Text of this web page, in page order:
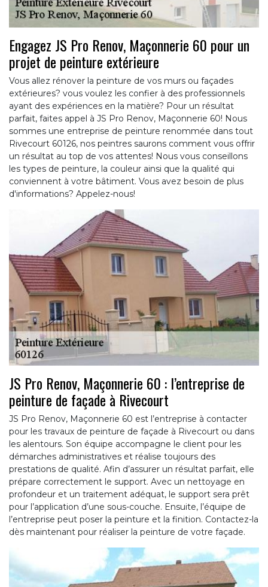
Engagez JS Pro Renov, Maçonnerie 60 pour un
projet de peinture extérieure
Vous allez rénover la peinture de vos murs ou façades
extérieures? vous voulez les confier à des professionnels
ayant des expériences en la matière? Pour un résultat
parfait, faites appel à JS Pro Renov, Maçonnerie 60! Nous
sommes une entreprise de peinture renommée dans tout
Rivecourt 60126, nos peintres saurons comment vous offrir
un résultat au top de vos attentes! Nous vous conseillons
les types de peinture, la couleur ainsi que la qualité qui
conviennent à votre bâtiment. Vous avez besoin de plus
d'informations? Appelez-nous!
JS Pro Renov, Maçonnerie 60 : l’entreprise de
peinture de façade à Rivecourt
JS Pro Renov, Maçonnerie 60 est l’entreprise à contacter
pour les travaux de peinture de façade à Rivecourt ou dans
les alentours. Son équipe accompagne le client pour les
démarches administratives et réalise toujours des
prestations de qualité. Afin d’assurer un résultat parfait, elle
prépare correctement le support. Avec un nettoyage en
profondeur et un traitement adéquat, le support sera prêt
pour l’application d’une sous-couche. Ensuite, l’équipe de
l’entreprise peut poser la peinture et la finition. Contactez-la
dès maintenant pour réaliser la peinture de votre façade.